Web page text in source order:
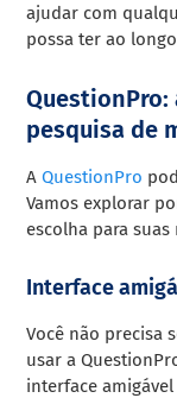
ajudar com
possa ter ao
pesquisa de
A QuestionPro
Vamos explorar
escolha para
Interface
Você não precisa
usar a
interface